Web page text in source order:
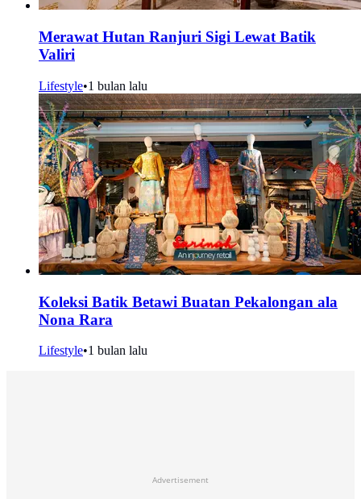
Merawat Hutan Ranjuri Sigi Lewat Batik
Valiri
Lifestyle•1 bulan lalu
Koleksi Batik Betawi Buatan Pekalongan ala
Nona Rara
Lifestyle•1 bulan lalu
Advertisement